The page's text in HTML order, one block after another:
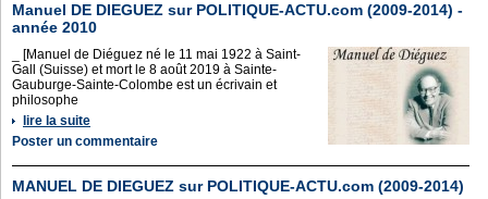
Manuel DE DIEGUEZ sur POLITIQUE-ACTU.com (2009-2014) -
année 2010
_ [Manuel de Diéguez né le 11 mai 1922 à Saint-
Gall (Suisse) et mort le 8 août 2019 à Sainte-
Gauburge-Sainte-Colombe est un écrivain et
philosophe
lire la suite
Poster un commentaire
MANUEL DE DIEGUEZ sur POLITIQUE-ACTU.com (2009-2014)